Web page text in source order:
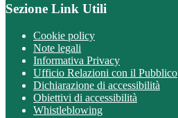
Sezione Link Utili
Cookie policy
Note legali
Informativa Privacy
Ufficio Relazioni con il Pubblico
Dichiarazione di accessibilità
Obiettivi di accessibilità
Whistleblowing